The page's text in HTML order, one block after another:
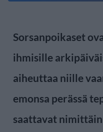
Sorsanpoikaset
ihmisille
aiheuttaa niille
emonsa perässä
saattavat